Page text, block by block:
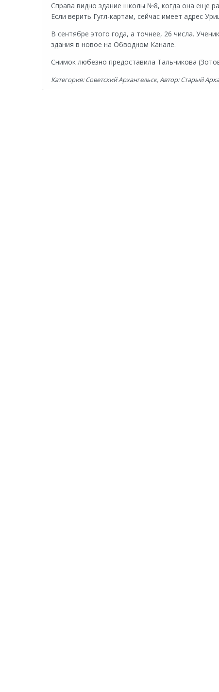
Справа видно здание школы №8, когда она еще
Если верить Гугл-картам, сейчас имеет адрес
В сентябре этого года, а точнее, 26 числа.
здания в новое на Обводном Канале.
Снимок любезно предоставила Тальчикова
Категория: Советский Архангельск, Автор: Старый